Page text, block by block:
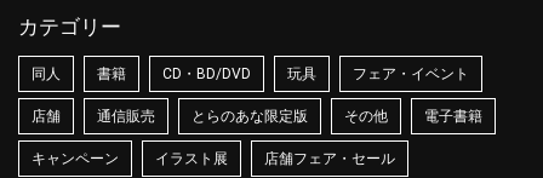
カテゴリー
同人 書籍 CD・BD/DVD 玩具 フェア・イベント
店舗 通信販売 とらのあな限定版 その他 電子書籍
キャンペーン イラスト展 店舗フェア・セール